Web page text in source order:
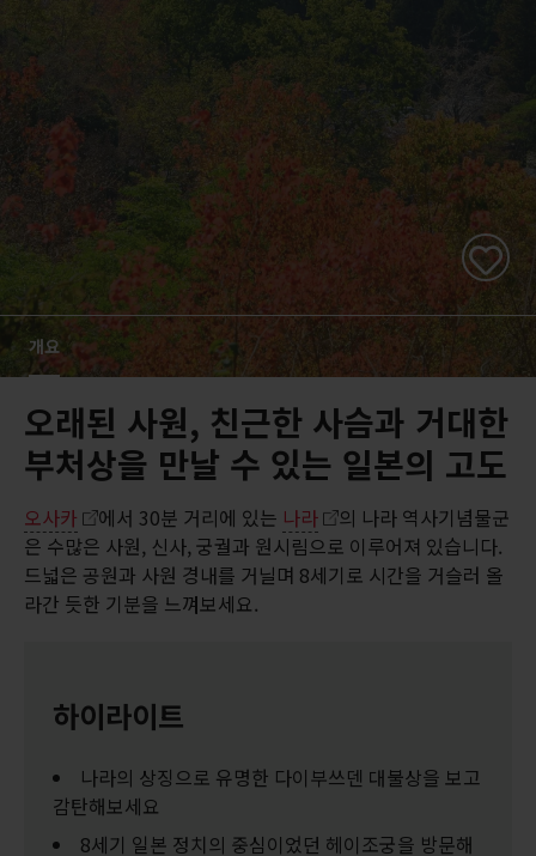
개요
오래된 사원, 친근한 사슴과 거대한
부처상을 만날 수 있는 일본의 고도
오사카 에서 30분 거리에 있는 나라
의 나라 역사기념물군
은 수많은 사원, 신사, 궁궐과 원시림으로 이루어져 있습니다.
드넓은 공원과 사원 경내를 거닐며 8세기로 시간을 거슬러 올
라간 듯한 기분을 느껴보세요.
하이라이트
나라의 상징으로 유명한 다이부쓰덴 대불상을 보고
감탄해보세요
8세기 일본 정치의 중심이었던 헤이조궁을 방문해